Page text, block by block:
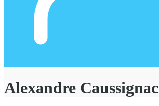
Alexandre Caussignac